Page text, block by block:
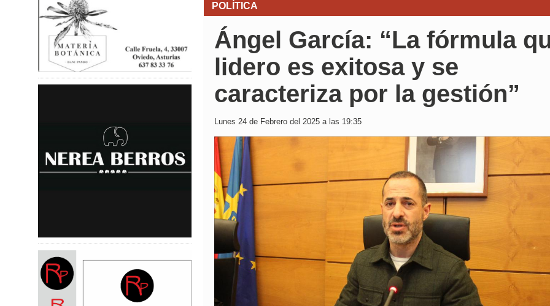
POLÍTICA
Ángel García: “La fórmula
lidero es exitosa y se
caracteriza por la gestión”
Lunes 24 de Febrero del 2025 a las 19:35